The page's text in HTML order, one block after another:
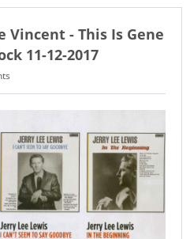
Vincent - This Is Gene
11-12-2017